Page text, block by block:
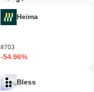
Heima
#703
-54.96%
Bless